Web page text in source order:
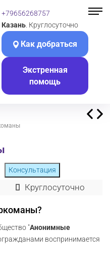
+79656268757
Казань . Круглосуточно
Как добраться
Экстренная
помощь
Консультация
Круглосуточно
"Анонимные
воспринимается